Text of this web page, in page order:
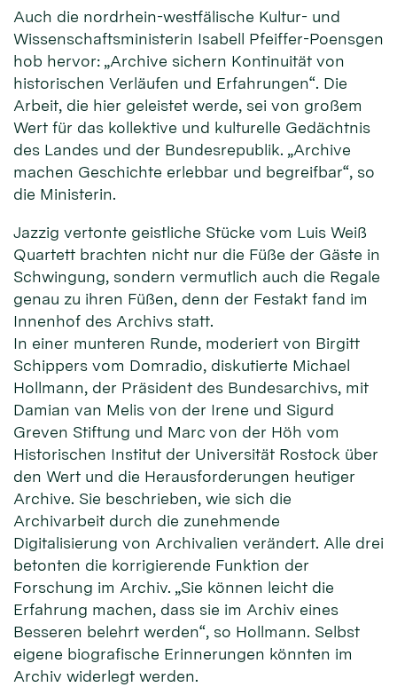
Auch die nordrhein-westfälische Kultur- und
Wissenschaftsministerin Isabell Pfeiffer-Poensgen
hob hervor: „Archive sichern Kontinuität von
historischen Verläufen und Erfahrungen“. Die
Arbeit, die hier geleistet werde, sei von großem
Wert für das kollektive und kulturelle Gedächtnis
des Landes und der Bundesrepublik. „Archive
machen Geschichte erlebbar und begreifbar“, so
die Ministerin.
Jazzig vertonte geistliche Stücke vom Luis Weiß
Quartett brachten nicht nur die Füße der Gäste in
Schwingung, sondern vermutlich auch die Regale
genau zu ihren Füßen, denn der Festakt fand im
Innenhof des Archivs statt.
In einer munteren Runde, moderiert von Birgitt
Schippers vom Domradio, diskutierte Michael
Hollmann, der Präsident des Bundesarchivs, mit
Damian van Melis von der Irene und Sigurd
Greven Stiftung und Marc von der Höh vom
Historischen Institut der Universität Rostock über
den Wert und die Herausforderungen heutiger
Archive. Sie beschrieben, wie sich die
Archivarbeit durch die zunehmende
Digitalisierung von Archivalien verändert. Alle drei
betonten die korrigierende Funktion der
Forschung im Archiv. „Sie können leicht die
Erfahrung machen, dass sie im Archiv eines
Besseren belehrt werden“, so Hollmann. Selbst
eigene biografische Erinnerungen könnten im
Archiv widerlegt werden.